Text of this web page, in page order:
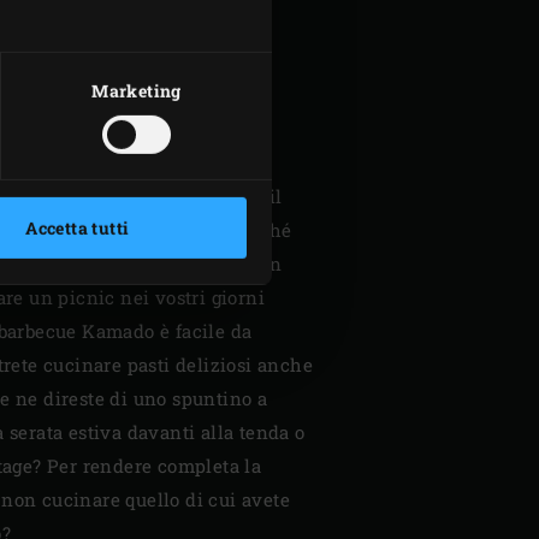
Marketing
Accetta tutti
cucinare con l’EGG? Allora il
di viaggio ideale. Perché
che abbiate prenotato un
un picnic nei vostri giorni
Kamado è facile da
cucinare pasti deliziosi anche
ne direste di uno spuntino a
estiva davanti alla tenda o
Per rendere completa la
cucinare quello di cui avete